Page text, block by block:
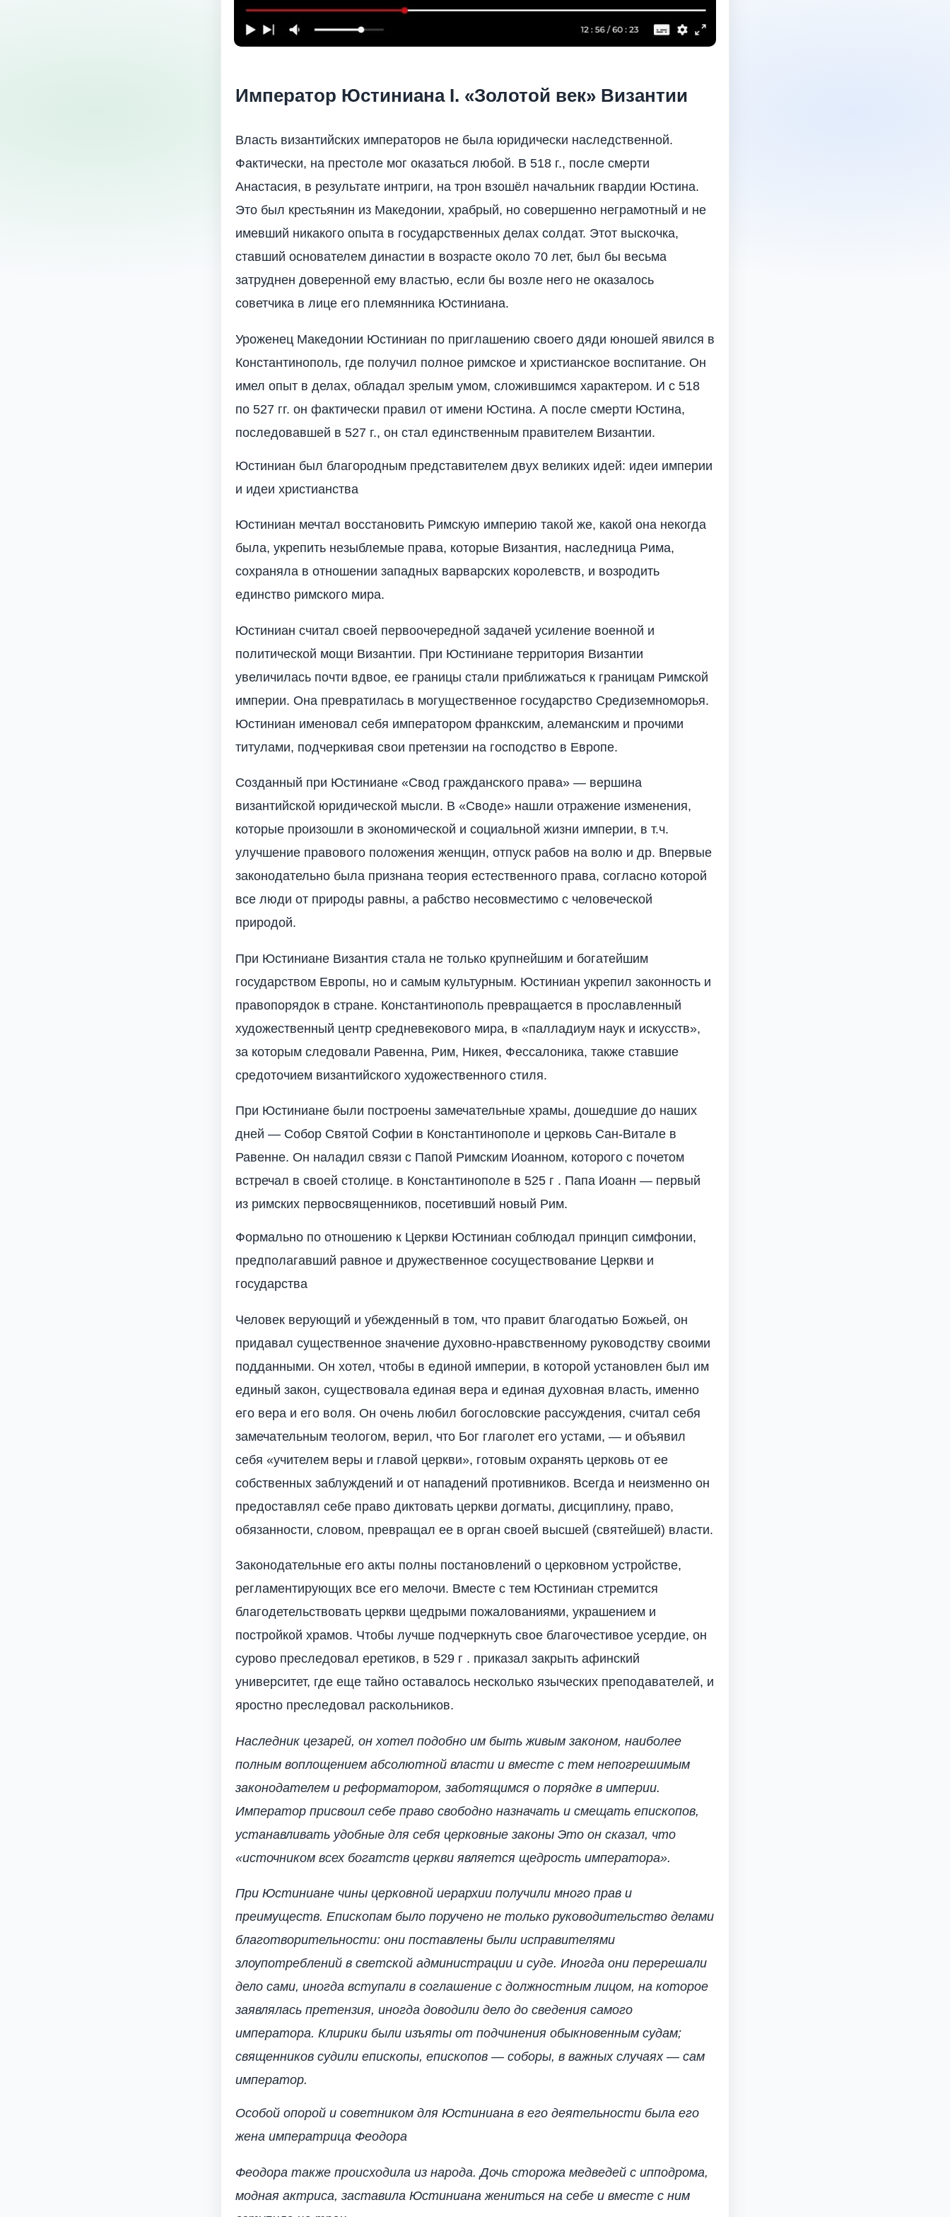
Император Юстиниана I. «Золотой век» Византии
Власть византийских императоров не была юридически наследственной.
Фактически, на престоле мог оказаться любой. В 518 г., после смерти
Анастасия, в результате интриги, на трон взошёл начальник гвардии Юстина.
Это был крестьянин из Македонии, храбрый, но совершенно неграмотный и не
имевший никакого опыта в государственных делах солдат. Этот выскочка,
ставший основателем династии в возрасте около 70 лет, был бы весьма
затруднен доверенной ему властью, если бы возле него не оказалось
советчика в лице его племянника Юстиниана.
Уроженец Македонии Юстиниан по приглашению своего дяди юношей явился в
Константинополь, где получил полное римское и христианское воспитание. Он
имел опыт в делах, обладал зрелым умом, сложившимся характером. И с 518
по 527 гг. он фактически правил от имени Юстина. А после смерти Юстина,
последовавшей в 527 г., он стал единственным правителем Византии.
Юстиниан был благородным представителем двух великих идей: идеи империи
и идеи христианства
Юстиниан мечтал восстановить Римскую империю такой же, какой она некогда
была, укрепить незыблемые права, которые Византия, наследница Рима,
сохраняла в отношении западных варварских королевств, и возродить
единство римского мира.
Юстиниан считал своей первоочередной задачей усиление военной и
политической мощи Византии. При Юстиниане территория Византии
увеличилась почти вдвое, ее границы стали приближаться к границам Римской
империи. Она превратилась в могущественное государство Средиземноморья.
Юстиниан именовал себя императором франкским, алеманским и прочими
титулами, подчеркивая свои претензии на господство в Европе.
Созданный при Юстиниане «Свод гражданского права» — вершина
византийской юридической мысли. В «Своде» нашли отражение изменения,
которые произошли в экономической и социальной жизни империи, в т.ч.
улучшение правового положения женщин, отпуск рабов на волю и др. Впервые
законодательно была признана теория естественного права, согласно которой
все люди от природы равны, а рабство несовместимо с человеческой
природой.
При Юстиниане Византия стала не только крупнейшим и богатейшим
государством Европы, но и самым культурным. Юстиниан укрепил законность и
правопорядок в стране. Константинополь превращается в прославленный
художественный центр средневекового мира, в «палладиум наук и искусств»,
за которым следовали Равенна, Рим, Никея, Фессалоника, также ставшие
средоточием византийского художественного стиля.
При Юстиниане были построены замечательные храмы, дошедшие до наших
дней — Собор Святой Софии в Константинополе и церковь Сан-Витале в
Равенне. Он наладил связи с Папой Римским Иоанном, которого с почетом
встречал в своей столице. в Константинополе в 525 г . Папа Иоанн — первый
из римских первосвященников, посетивший новый Рим.
Формально по отношению к Церкви Юстиниан соблюдал принцип симфонии,
предполагавший равное и дружественное сосуществование Церкви и
государства
Человек верующий и убежденный в том, что правит благодатью Божьей, он
придавал существенное значение духовно-нравственному руководству своими
подданными. Он хотел, чтобы в единой империи, в которой установлен был им
единый закон, существовала единая вера и единая духовная власть, именно
его вера и его воля. Он очень любил богословские рассуждения, считал себя
замечательным теологом, верил, что Бог глаголет его устами, — и объявил
себя «учителем веры и главой церкви», готовым охранять церковь от ее
собственных заблуждений и от нападений противников. Всегда и неизменно он
предоставлял себе право диктовать церкви догматы, дисциплину, право,
обязанности, словом, превращал ее в орган своей высшей (святейшей) власти.
Законодательные его акты полны постановлений о церковном устройстве,
регламентирующих все его мелочи. Вместе с тем Юстиниан стремится
благодетельствовать церкви щедрыми пожалованиями, украшением и
постройкой храмов. Чтобы лучше подчеркнуть свое благочестивое усердие, он
сурово преследовал еретиков, в 529 г . приказал закрыть афинский
университет, где еще тайно оставалось несколько языческих преподавателей, и
яростно преследовал раскольников.
Наследник цезарей, он хотел подобно им быть живым законом, наиболее
полным воплощением абсолютной власти и вместе с тем непогрешимым
законодателем и реформатором, заботящимся о порядке в империи.
Император присвоил себе право свободно назначать и смещать епископов,
устанавливать удобные для себя церковные законы Это он сказал, что
«источником всех богатств церкви является щедрость императора».
При Юстиниане чины церковной иерархии получили много прав и
преимуществ. Епископам было поручено не только руководительство делами
благотворительности: они поставлены были исправителями
злоупотреблений в светской администрации и суде. Иногда они перерешали
дело сами, иногда вступали в соглашение с должностным лицом, на которое
заявлялась претензия, иногда доводили дело до сведения самого
императора. Клирики были изъяты от подчинения обыкновенным судам;
священников судили епископы, епископов — соборы, в важных случаях — сам
император.
Особой опорой и советником для Юстиниана в его деятельности была его
жена императрица Феодора
Феодора также происходила из народа. Дочь сторожа медведей с ипподрома,
модная актриса, заставила Юстиниана жениться на себе и вместе с ним